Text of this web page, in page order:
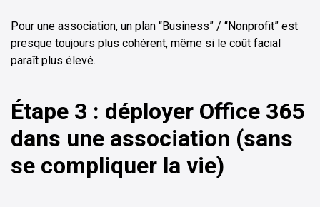
Pour une association, un plan “Business” / “Nonprofit” est
presque toujours plus cohérent, même si le coût facial
paraît plus élevé.
Étape 3 : déployer Office 365
dans une association (sans
se compliquer la vie)